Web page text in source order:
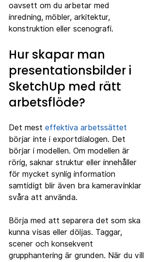
oavsett om du arbetar med
inredning, möbler, arkitektur,
konstruktion eller scenografi.
Hur skapar man
presentationsbilder i
SketchUp med rätt
arbetsflöde?
Det mest effektiva arbetssättet
börjar inte i exportdialogen. Det
börjar i modellen. Om modellen är
rörig, saknar struktur eller innehåller
för mycket synlig information
samtidigt blir även bra kameravinklar
svåra att använda.
Börja med att separera det som ska
kunna visas eller döljas. Taggar,
scener och konsekvent
grupphantering är grunden. När du vill